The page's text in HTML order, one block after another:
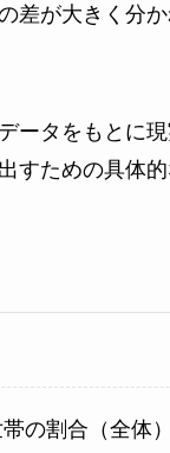
差が大きく分
ータをもとに
すための具体
の割合（全体）